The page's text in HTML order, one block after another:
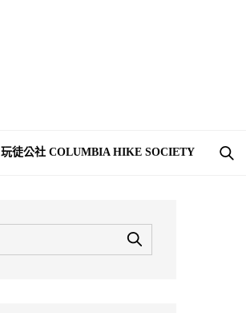
玩徒公社 COLUMBIA HIKE SOCIETY